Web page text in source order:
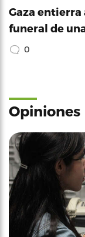
Gaza entierra
funeral de
0
Opiniones